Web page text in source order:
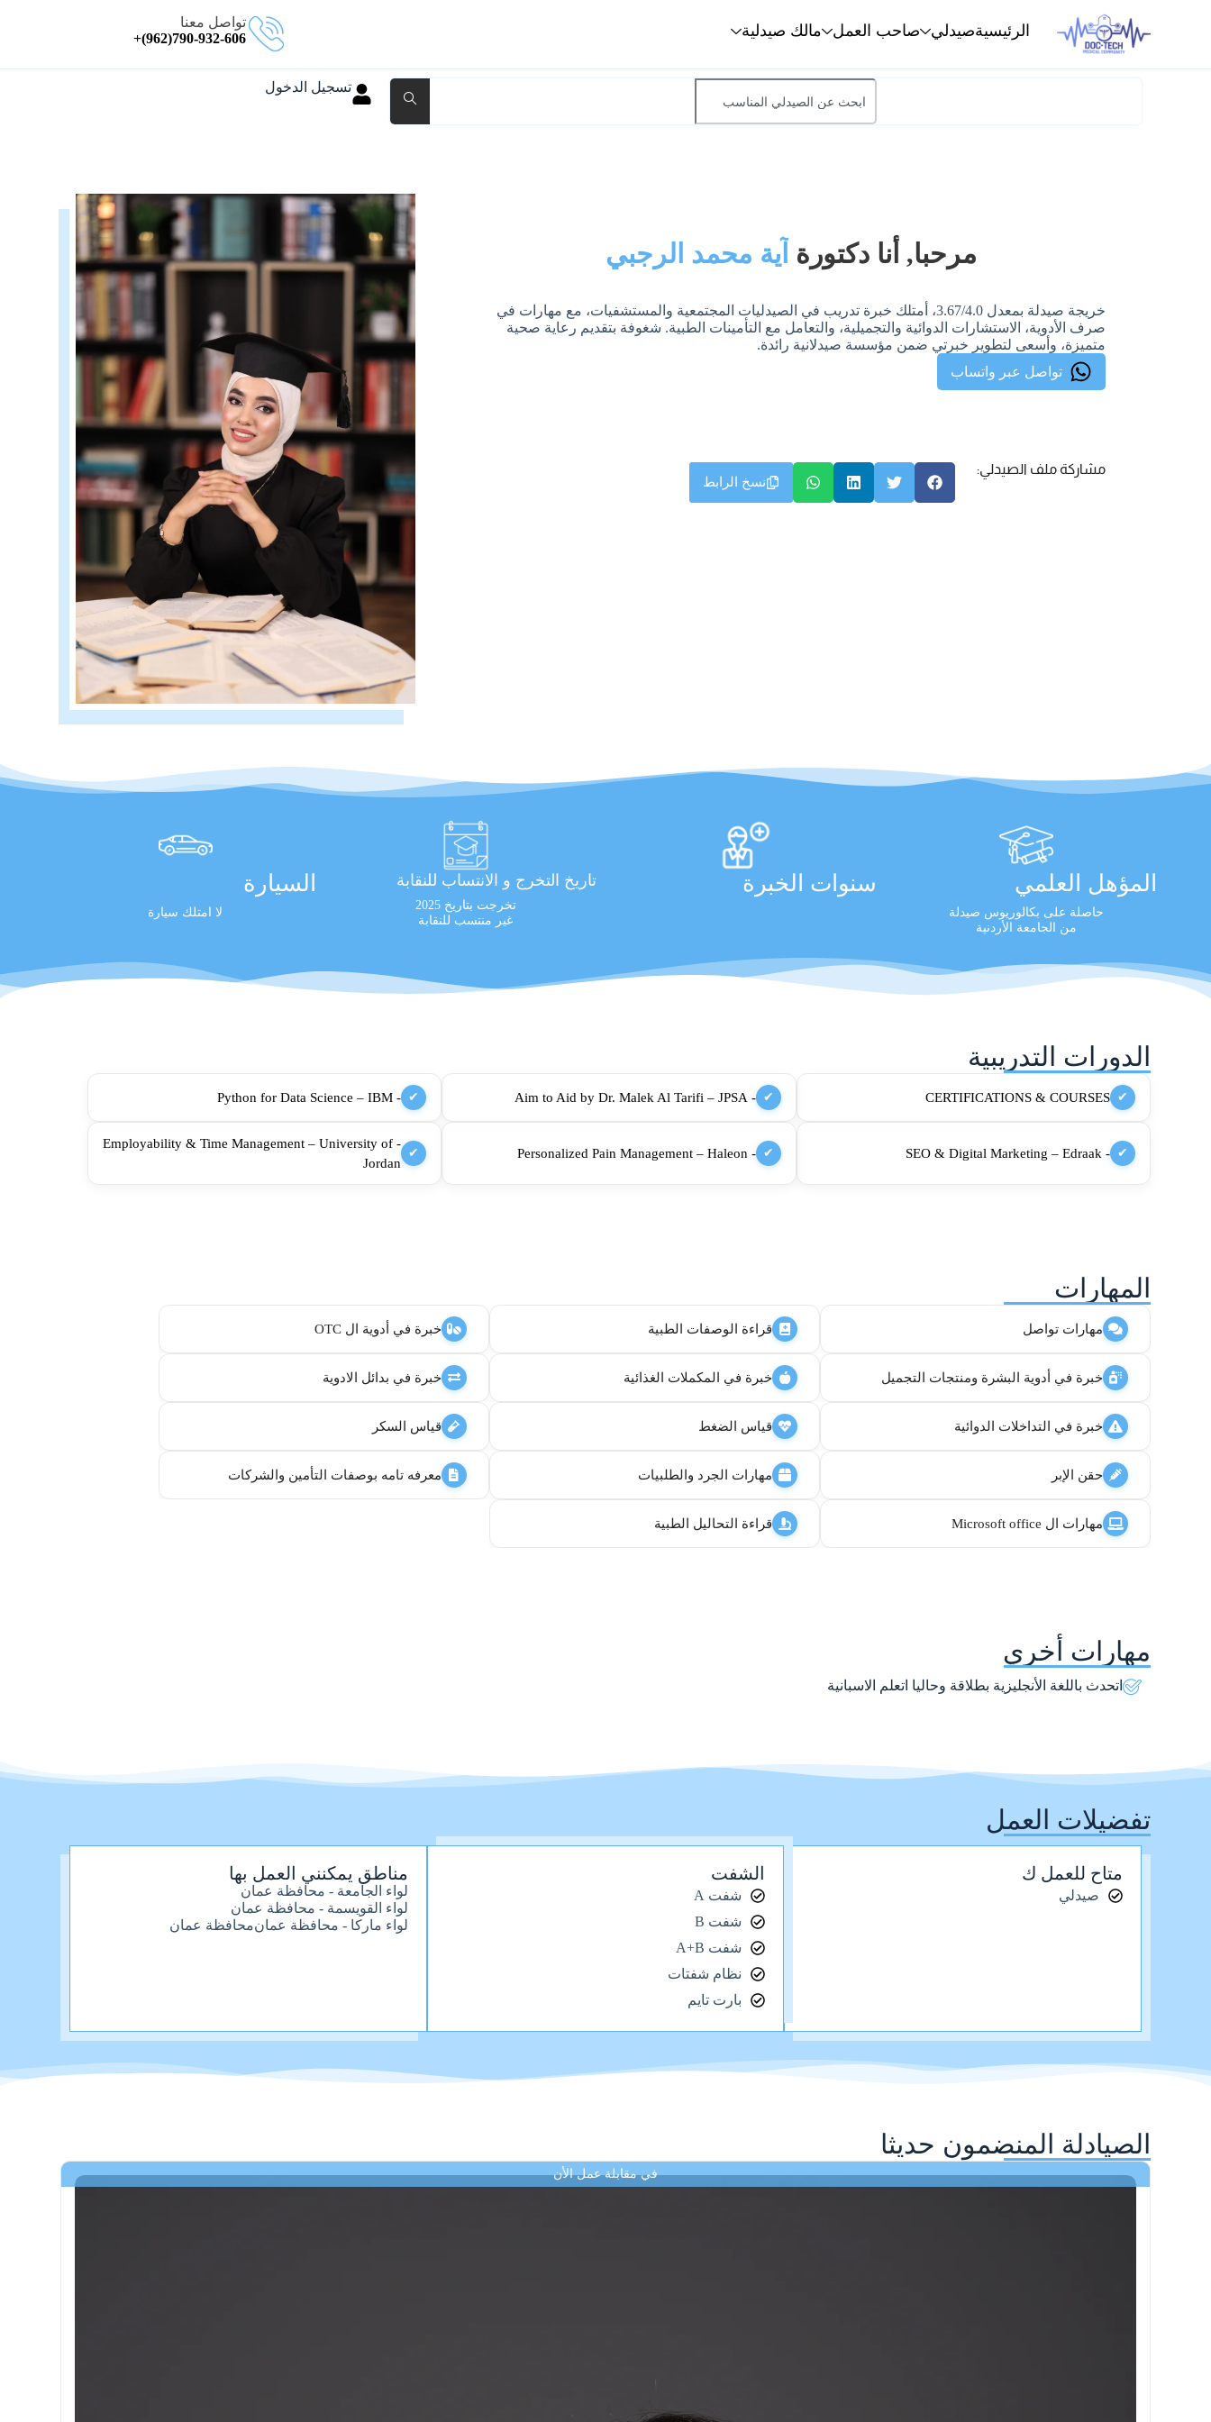
الرئيسيةصيدلي صاحب العمل مالك صيدلية
تواصل معنا
790-932-606(962)+
تسجيل الدخول
مرحبا, أنا دكتورة آية محمد الرجبي
خريجة صيدلة بمعدل 3.67/4.0، أمتلك خبرة تدريب في الصيدليات المجتمعية والمستشفيات، مع مهارات في
صرف الأدوية، الاستشارات الدوائية والتجميلية، والتعامل مع التأمينات الطبية. شغوفة بتقديم رعاية صحية
متميزة، وأسعى لتطوير خبرتي ضمن مؤسسة صيدلانية رائدة.
تواصل عبر واتساب
مشاركة ملف الصيدلي:
نسخ الرابط
المؤهل العلمي
حاصلة على بكالوريوس صيدلة
من الجامعة الأردنية
سنوات الخبرة تاريخ التخرج و الانتساب للنقابة
تخرجت بتاريخ 2025
غير منتسب للنقابة
السيارة
لا امتلك سيارة
الدورات التدريبية
✔
CERTIFICATIONS & COURSES
✔
- Aim to Aid by Dr. Malek Al Tarifi – JPSA
✔
- Python for Data Science – IBM
✔
- SEO & Digital Marketing – Edraak
✔
- Personalized Pain Management – Haleon
✔
- Employability & Time Management – University of
Jordan
المهارات
مهارات تواصل قراءة الوصفات الطبية خبرة في أدوية ال OTC
خبرة في أدوية البشرة ومنتجات التجميل خبرة في المكملات الغذائية خبرة في بدائل الادوية
خبرة في التداخلات الدوائية قياس الضغط قياس السكر
حقن الإبر مهارات الجرد والطلبيات معرفه تامه بوصفات التأمين والشركات
مهارات ال Microsoft office قراءة التحاليل الطبية
مهارات أخري
اتحدث باللغة الأنجليزية بطلاقة وحاليا اتعلم الاسبانية
تفضيلات العمل
متاح للعمل ك
صيدلي
الشفت
شفت A
شفت B
شفت A+B
نظام شفتات
بارت تايم
مناطق يمكنني العمل بها
لواء الجامعة - محافظة عمان
لواء القويسمة - محافظة عمان
لواء ماركا - محافظة عمانمحافظة عمان
الصيادلة المنضمون حديثا
في مقابلة عمل الأن